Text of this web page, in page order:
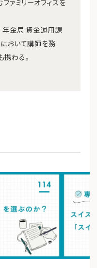
ァミリーオフィスを
年金局 資金運用課
おいて講師を務
わる。